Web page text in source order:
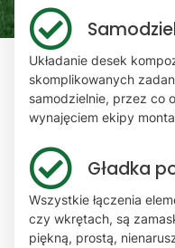
Układanie desek
skomplikowanych
samodzielnie, przez co
wynajęciem ekipy
Gładka
Wszystkie łączenia
czy wkrętach, są
piękną, prostą,